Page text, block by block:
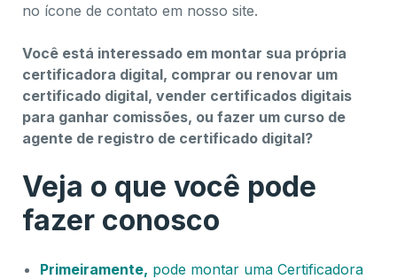
no ícone de contato em nosso site.
Você está interessado em montar sua própria
certificadora digital, comprar ou renovar um
certificado digital, vender certificados digitais
para ganhar comissões, ou fazer um curso de
agente de registro de certificado digital?
Veja o que você pode
fazer conosco
Primeiramente, pode montar uma Certificadora